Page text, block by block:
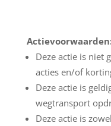
Deze actie is niet
acties en/of
Deze actie is
wegtransport
Deze actie is